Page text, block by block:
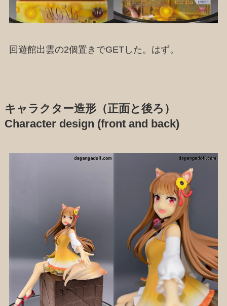
回遊館出雲の2個置きでGETした。はず。
キャラクター造形（正面と後ろ）
Character design (front and back)